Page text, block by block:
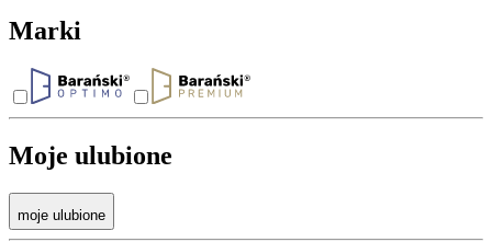
Marki
Moje ulubione
moje ulubione